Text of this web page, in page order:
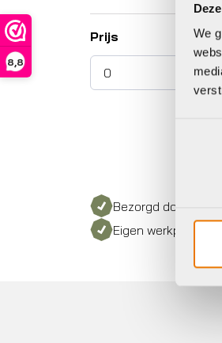
We
8,8
Prijs
Bezorgd door heel
Eigen werkplaats